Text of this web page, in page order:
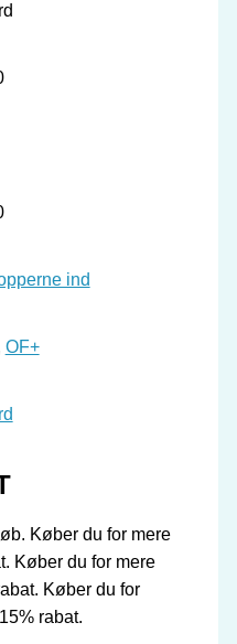
ind
OF+
Køber du for mere
Køber du for mere
Køber du for
rabat.